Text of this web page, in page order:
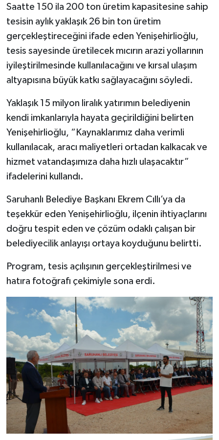
Saatte 150 ila 200 ton üretim kapasitesine sahip
tesisin aylık yaklaşık 26 bin ton üretim
gerçekleştireceğini ifade eden Yenişehirlioğlu,
tesis sayesinde üretilecek mıcırın arazi yollarının
iyileştirilmesinde kullanılacağını ve kırsal ulaşım
altyapısına büyük katkı sağlayacağını söyledi.
Yaklaşık 15 milyon liralık yatırımın belediyenin
kendi imkanlarıyla hayata geçirildiğini belirten
Yenişehirlioğlu, “Kaynaklarımız daha verimli
kullanılacak, aracı maliyetleri ortadan kalkacak ve
hizmet vatandaşımıza daha hızlı ulaşacaktır”
ifadelerini kullandı.
Saruhanlı Belediye Başkanı Ekrem Cıllı’ya da
teşekkür eden Yenişehirlioğlu, ilçenin ihtiyaçlarını
doğru tespit eden ve çözüm odaklı çalışan bir
belediyecilik anlayışı ortaya koyduğunu belirtti.
Program, tesis açılışının gerçekleştirilmesi ve
hatıra fotoğrafı çekimiyle sona erdi.